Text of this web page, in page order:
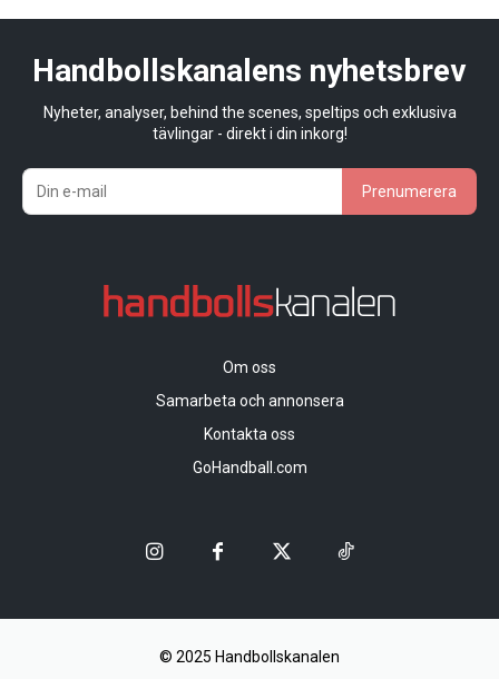
Handbollskanalens nyhetsbrev
Nyheter, analyser, behind the scenes, speltips och exklusiva
tävlingar - direkt i din inkorg!
Prenumerera
Om oss
Samarbeta och annonsera
Kontakta oss
GoHandball.com
© 2025 Handbollskanalen